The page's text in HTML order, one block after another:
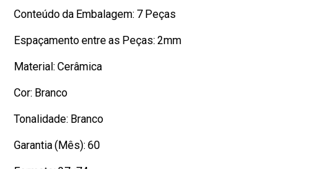
Conteúdo da Embalagem: 7 Peças
Espaçamento entre as Peças: 2mm
Material: Cerâmica
Cor: Branco
Tonalidade: Branco
Garantia (Mês): 60